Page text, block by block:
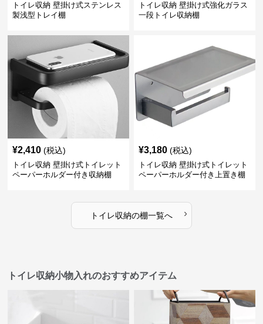
トイレ収納 壁掛け式ステンレス
製浅型トレイ棚
トイレ収納 壁掛け式強化ガラス
一段トイレ収納棚
¥2,410 (税込)
トイレ収納 壁掛け式トイレット
ペーパーホルダー付き収納棚
¥3,180 (税込)
トイレ収納 壁掛け式トイレット
ペーパーホルダー付き上置き棚
トイレ収納の棚一覧へ ›
トイレ収納小物入れのおすすめアイテム